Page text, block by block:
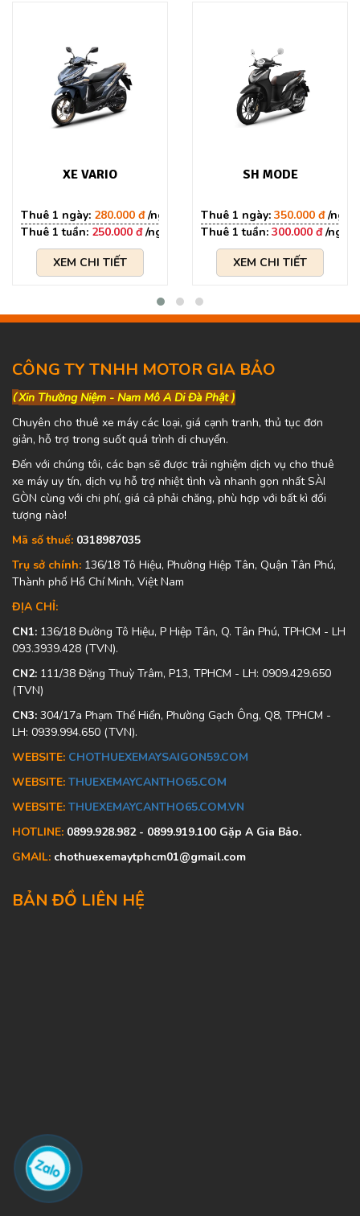
XE VARIO
280.000 đ
250.000 đ
XEM CHI TIẾT
SH MODE
350.000 đ
300.000 đ
XEM CHI TIẾT
CÔNG TY TNHH MOTOR GIA BẢO
(Xin Thường Niệm - Nam Mô A Di Đà Phật )
Chuyên cho thuê xe máy các loại, giá cạnh tranh, thủ tục đơn
giản, hỗ trợ trong suốt quá trình di chuyển.
Đến với chúng tôi, các bạn sẽ được trải nghiệm dịch vụ cho thuê
xe máy uy tín, dịch vụ hỗ trợ nhiệt tình và nhanh gọn nhất SÀI
GÒN cùng với chi phí, giá cả phải chăng, phù hợp với bất kì đối
tượng nào!
Mã số thuế: 0318987035
Trụ sở chính: 136/18 Tô Hiệu, Phường Hiệp Tân, Quận Tân Phú,
Thành phố Hồ Chí Minh, Việt Nam
ĐỊA CHỈ:
CN1: 136/18 Đường Tô Hiệu, P Hiệp Tân, Q. Tân Phú, TPHCM - LH
093.3939.428 (TVN).
CN2: 111/38 Đặng Thuỳ Trâm, P13, TPHCM - LH: 0909.429.650
(TVN)
CN3: 304/17a Phạm Thế Hiển, Phường Gạch Ông, Q8, TPHCM -
LH: 0939.994.650 (TVN).
WEBSITE: CHOTHUEXEMAYSAIGON59.COM
WEBSITE: THUEXEMAYCANTHO65.COM
WEBSITE: THUEXEMAYCANTHO65.COM.VN
HOTLINE: 0899.928.982 - 0899.919.100 Gặp A Gia Bảo.
GMAIL: chothuexemaytphcm01@gmail.com
BẢN ĐỒ LIÊN HỆ